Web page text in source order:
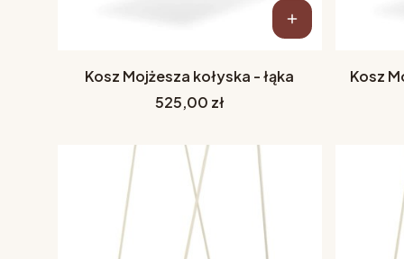
Kosz Mojżesza kołyska - łąka
Cena
525,00 zł
Kosz